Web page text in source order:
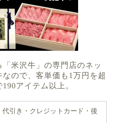
米沢牛」の専門店のネッ
ので、客単価も1万円を超
アイテム以上。
代引き・クレジットカード・後